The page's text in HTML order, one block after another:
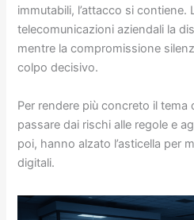
immutabili, l’attacco si contiene.
telecomunicazioni aziendali la
mentre la compromissione
colpo decisivo.
Per rendere più concreto il tema
passare dai rischi alle regole e
poi, hanno alzato l’asticella per
digitali.